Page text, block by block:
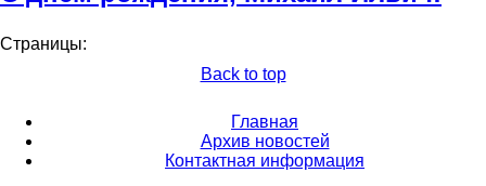
Страницы:
Back to top
Главная
Архив новостей
Контактная информация